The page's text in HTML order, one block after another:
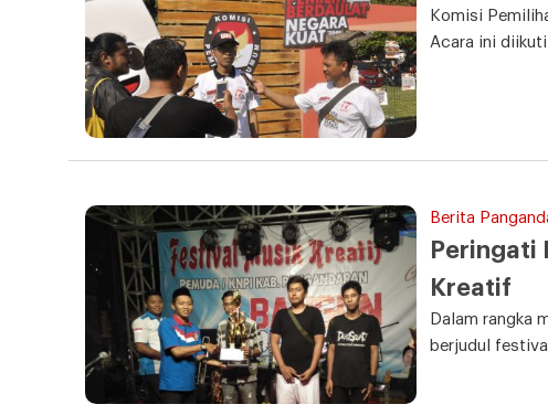
Komisi
Acara ini diikuti
Berita
Peringati
Kreatif
Dalam rangka
berjudul